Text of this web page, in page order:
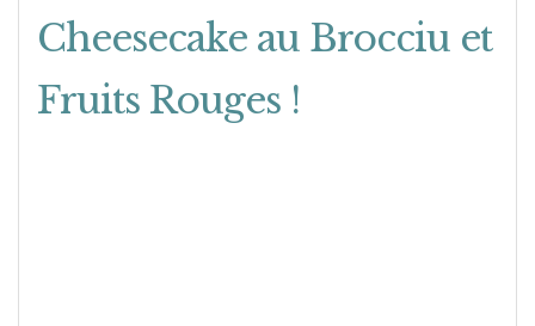
Cheesecake au Brocciu et
Fruits Rouges !